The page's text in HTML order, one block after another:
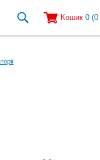
Кошик 0 (0